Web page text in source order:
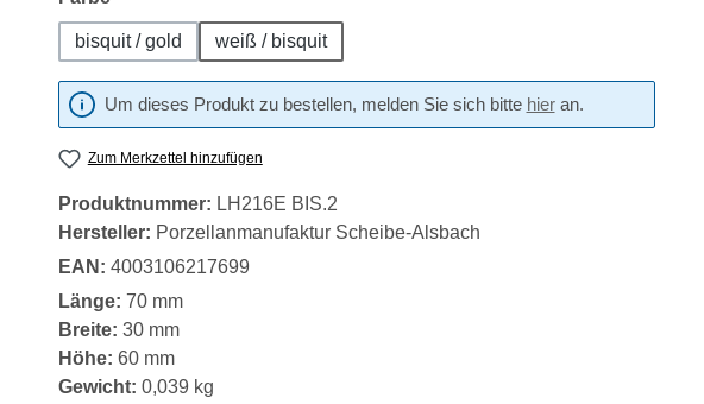
bisquit / gold weiß / bisquit
Um dieses Produkt zu bestellen, melden Sie sich bitte hieran.
Zum Merkzettel hinzufügen
Produktnummer: LH216E BIS.2
Hersteller: Porzellanmanufaktur Scheibe-Alsbach
EAN: 4003106217699
Länge: 70 mm
Breite: 30 mm
Höhe: 60 mm
Gewicht: 0,039 kg